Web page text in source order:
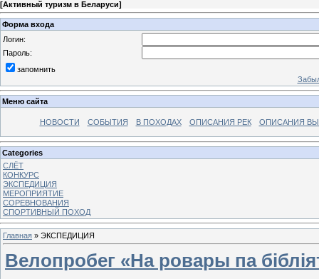
[Активный туризм в Беларуси]
Форма входа
Логин:
Пароль:
запомнить
Меню сайта
НОВОСТИ СОБЫТИЯ В ПОХОДАХ ОПИСАНИЯ РЕК ОПИСАНИЯ
Categories
СЛЁТ
КОНКУРС
ЭКСПЕДИЦИЯ
МЕРОПРИЯТИЕ
СОРЕВНОВАНИЯ
СПОРТИВНЫЙ ПОХОД
Главная » ЭКСПЕДИЦИЯ
Велопробег «На ровары па